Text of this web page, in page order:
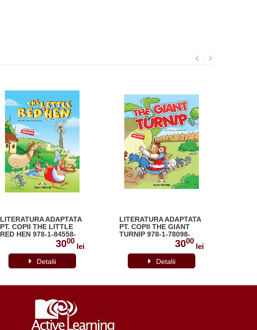
LITERATURA ADAPTATA
PT. COPII THE LITTLE
RED HEN 978-1-84558-
3000
lei
Detalii
LITERATURA ADAPTATA
PT. COPII THE GIANT
TURNIP 978-1-78098-
3000
lei
Detalii